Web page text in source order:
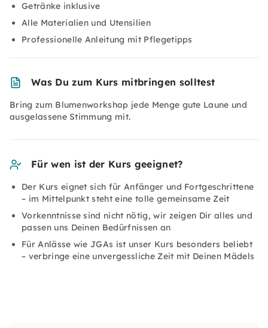
Getränke inklusive
Alle Materialien und Utensilien
Professionelle Anleitung mit Pflegetipps
Was Du zum Kurs mitbringen solltest
Bring zum Blumenworkshop jede Menge gute Laune und
ausgelassene Stimmung mit.
Für wen ist der Kurs geeignet?
Der Kurs eignet sich für Anfänger und Fortgeschrittene
– im Mittelpunkt steht eine tolle gemeinsame Zeit
Vorkenntnisse sind nicht nötig, wir zeigen Dir alles und
passen uns Deinen Bedürfnissen an
Für Anlässe wie JGAs ist unser Kurs besonders beliebt
– verbringe eine unvergessliche Zeit mit Deinen Mädels